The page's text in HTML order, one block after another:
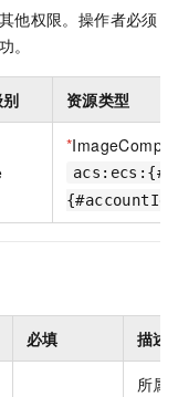
他权限。操作者必须
。
资源类型
*
必填 描述
所属